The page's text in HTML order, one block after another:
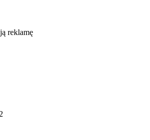
reklamę